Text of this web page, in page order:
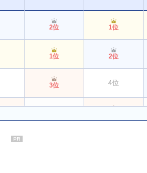
2位 1位
1位 2位
3位 4位
PR